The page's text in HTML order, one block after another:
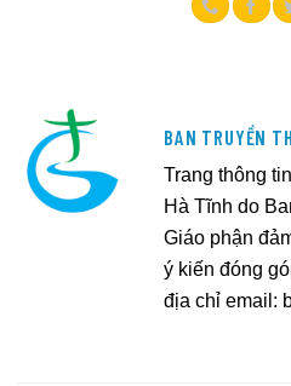
BAN TRUYỀN
Trang thông
Hà Tĩnh do
Giáo phận
ý kiến đóng
địa chỉ email: